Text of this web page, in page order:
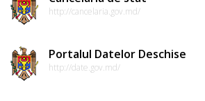
http://cancelaria.gov.md/
Portalul Datelor Deschise
http://date.gov.md/